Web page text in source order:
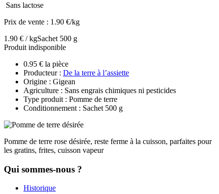
Sans lactose
Prix de vente : 1.90 €/kg
1.90 € / kgSachet 500 g
Produit indisponible
0.95 € la pièce
Producteur : De la terre à l’assiette
Origine : Gigean
Agriculture : Sans engrais chimiques ni pesticides
Type produit : Pomme de terre
Conditionnement : Sachet 500 g
Pomme de terre rose désirée, reste ferme à la cuisson, parfaites pour
les gratins, frites, cuisson vapeur
Qui sommes-nous ?
Historique